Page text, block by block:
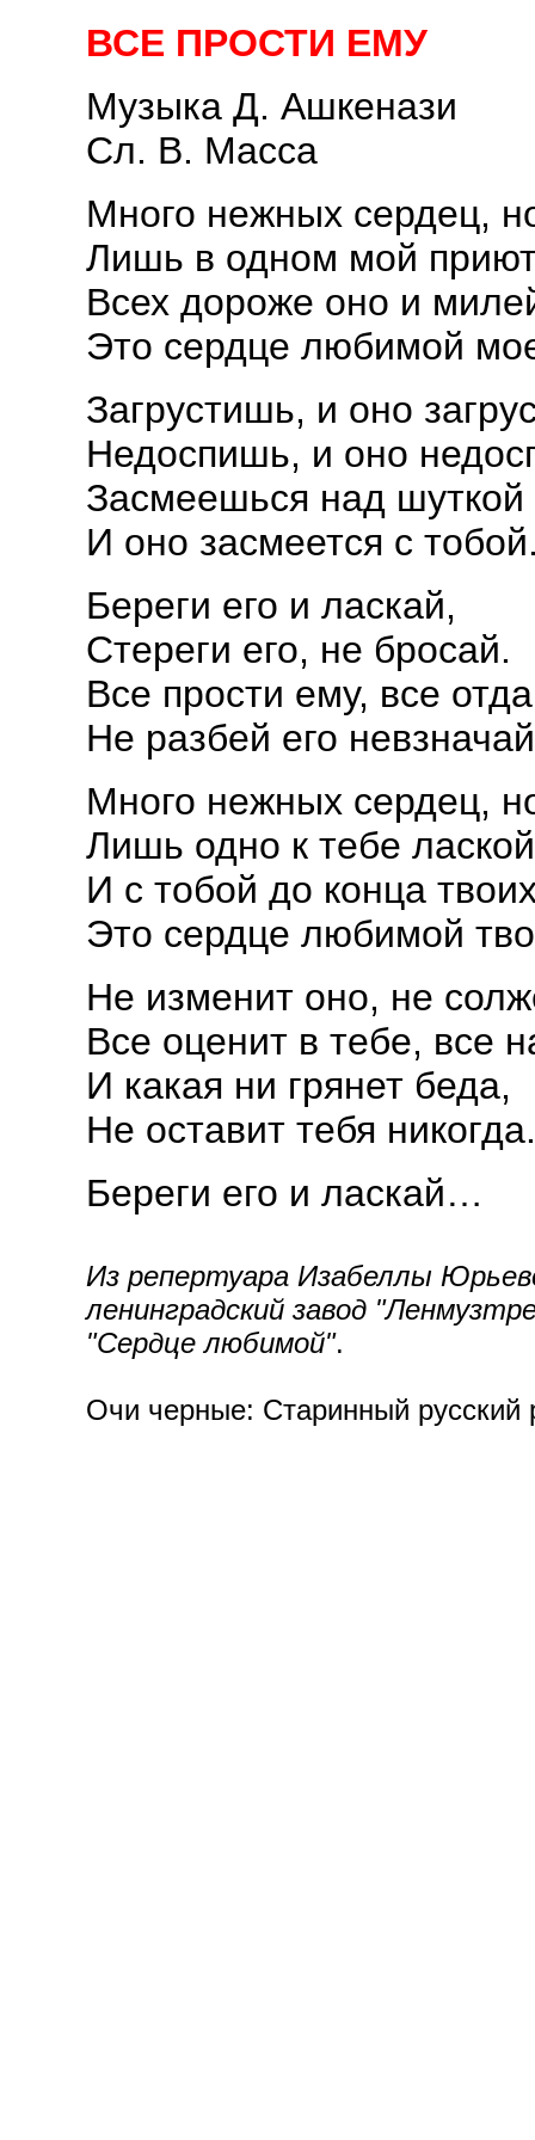
ВСЕ ПРОСТИ ЕМУ
Музыка Д. Ашкенази
Сл. В. Масса
Много нежных сердец,
Лишь в одном мой
Всех дороже оно и
Это сердце любимой
Загрустишь, и оно
Недоспишь, и оно
Засмеешься над
И оно засмеется с
Береги его и ласкай,
Стереги его, не бросай.
Все прости ему, все
Не разбей его
Много нежных сердец,
Лишь одно к тебе
И с тобой до конца
Это сердце любимой
Не изменит оно, не
Все оценит в тебе, все
И какая ни грянет беда,
Не оставит тебя никогда.
Береги его и ласкай…
Из репертуара Изабеллы
ленинградский завод
"Сердце любимой".
Очи черные: Старинный